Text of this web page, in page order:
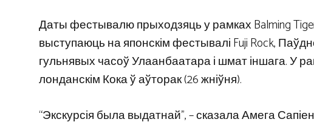
Даты фестывалю прыходзяць у рамках Balming
выступаюць на японскім фестывалі Fuji Rock,
гульнявых часоў Улаанбаатара і шмат іншага. У
лонданскім Кока ў аўторак (26 жніўня).
“Экскурсія была выдатнай”, – сказала Амега